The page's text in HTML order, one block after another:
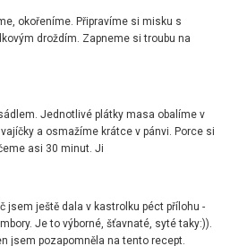
okořeníme. Připravíme si misku s
droždím. Zapneme si troubu na
Jednotlivé plátky masa obalíme v
a osmažíme krátce v pánvi. Porce si
asi 30 minut. Ji
jsem ještě dala v kastrolku péct přílohu -
Je to výborné, šťavnaté, syté taky:)).
jsem pozapomněla na tento recept.